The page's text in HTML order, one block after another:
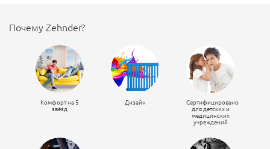
Почему Zehnder?
Комфорт на 5
звёзд
Дизайн
Сертифицировано
для детских и
медицинских
учреждений